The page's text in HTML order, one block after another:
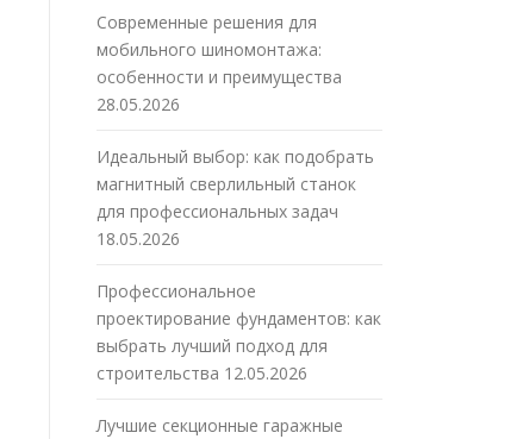
Современные решения для
мобильного шиномонтажа:
особенности и преимущества
28.05.2026
Идеальный выбор: как подобрать
магнитный сверлильный станок
для профессиональных задач
18.05.2026
Профессиональное
проектирование фундаментов: как
выбрать лучший подход для
строительства 12.05.2026
Лучшие секционные гаражные